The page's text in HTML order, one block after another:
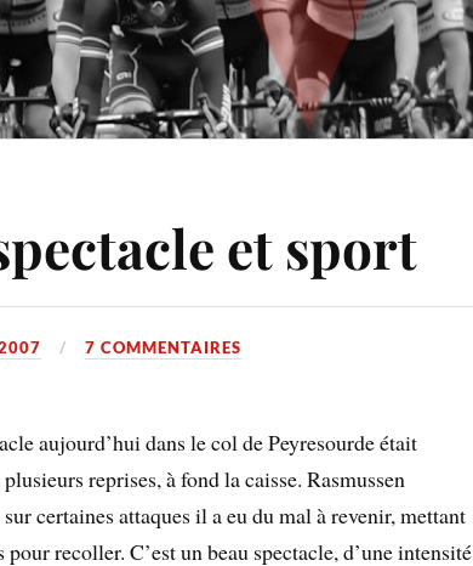
et sport
7 COMMENTAIRES
aujourd’hui dans le col de Peyresourde était
reprises, à fond la caisse. Rasmussen
certaines attaques il a eu du mal à revenir, mettant
recoller. C’est un beau spectacle, d’une intensité